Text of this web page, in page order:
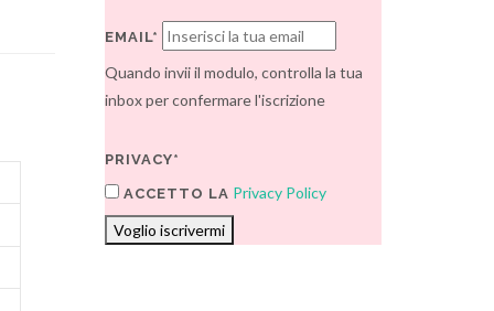
EMAIL*
Quando invii il modulo, controlla la tua
inbox per confermare l'iscrizione
PRIVACY*
ACCETTO LA Privacy Policy
Voglio iscrivermi